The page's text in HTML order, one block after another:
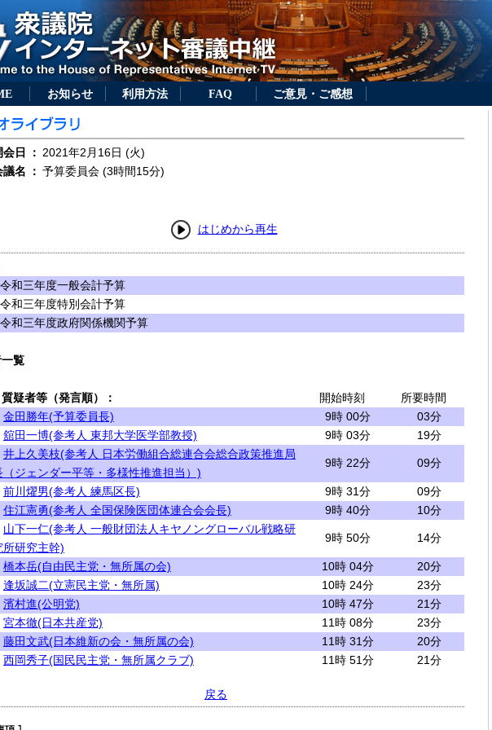
お知らせ 利用方法 FAQ ご意見・ご感想
会日 ： 2021年2月16日 (火)
議名
： 予算委員会 (3時間15分)
はじめから再生
令和三年度一般会計予算
令和三年度特別会計予算
令和三年度政府関係機関予算
覧
疑者等（発言順）： 開始時刻
所要時間
金田勝年(予算委員長)
9時 00分
03分
舘田一博(参考人 東邦大学医学部教授)
9時 03分
19分
井上久美枝(参考人 日本労働組合総連合会総合政策推進局
（ジェンダー平等・多様性推進担当）)
9時 22分 09分
前川燿男(参考人 練馬区長) 9時 31分
09分
住江憲勇(参考人 全国保険医団体連合会会長)
9時 40分
10分
山下一仁(参考人 一般財団法人キヤノングローバル戦略研
所研究主幹)
9時 50分 14分
橋本岳(自由民主党・無所属の会) 10時 04分
20分
逢坂誠二(立憲民主党・無所属)
10時 24分
23分
濱村進(公明党)
10時 47分
21分
宮本徹(日本共産党)
11時 08分
23分
藤田文武(日本維新の会・無所属の会)
11時 31分
20分
西岡秀子(国民民主党・無所属クラブ)
11時 51分 21分
戻る